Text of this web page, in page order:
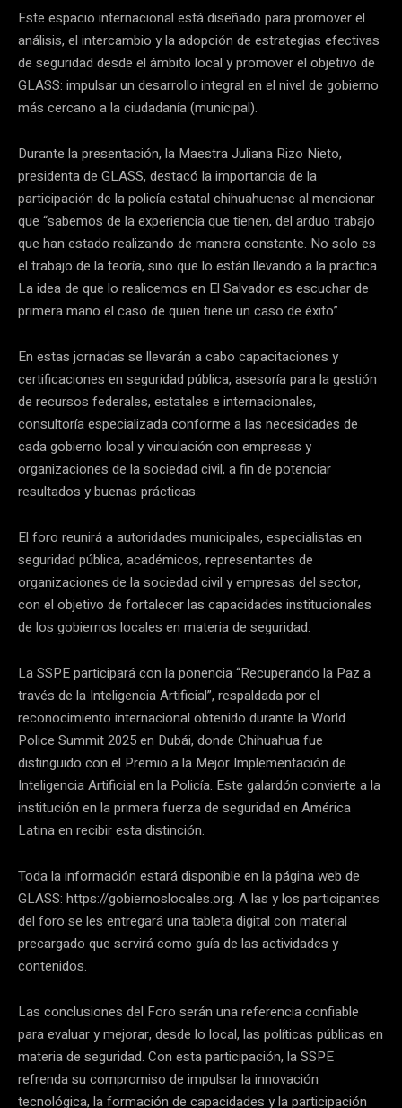
Este espacio internacional está diseñado para promover el
análisis, el intercambio y la adopción de estrategias efectivas
de seguridad desde el ámbito local y promover el objetivo de
GLASS: impulsar un desarrollo integral en el nivel de gobierno
más cercano a la ciudadanía (municipal).
Durante la presentación, la Maestra Juliana Rizo Nieto,
presidenta de GLASS, destacó la importancia de la
participación de la policía estatal chihuahuense al mencionar
que “sabemos de la experiencia que tienen, del arduo trabajo
que han estado realizando de manera constante. No solo es
el trabajo de la teoría, sino que lo están llevando a la práctica.
La idea de que lo realicemos en El Salvador es escuchar de
primera mano el caso de quien tiene un caso de éxito”.
En estas jornadas se llevarán a cabo capacitaciones y
certificaciones en seguridad pública, asesoría para la gestión
de recursos federales, estatales e internacionales,
consultoría especializada conforme a las necesidades de
cada gobierno local y vinculación con empresas y
organizaciones de la sociedad civil, a fin de potenciar
resultados y buenas prácticas.
El foro reunirá a autoridades municipales, especialistas en
seguridad pública, académicos, representantes de
organizaciones de la sociedad civil y empresas del sector,
con el objetivo de fortalecer las capacidades institucionales
de los gobiernos locales en materia de seguridad.
La SSPE participará con la ponencia “Recuperando la Paz a
través de la Inteligencia Artificial”, respaldada por el
reconocimiento internacional obtenido durante la World
Police Summit 2025 en Dubái, donde Chihuahua fue
distinguido con el Premio a la Mejor Implementación de
Inteligencia Artificial en la Policía. Este galardón convierte a la
institución en la primera fuerza de seguridad en América
Latina en recibir esta distinción.
Toda la información estará disponible en la página web de
GLASS: https://gobiernoslocales.org. A las y los participantes
del foro se les entregará una tableta digital con material
precargado que servirá como guía de las actividades y
contenidos.
Las conclusiones del Foro serán una referencia confiable
para evaluar y mejorar, desde lo local, las políticas públicas en
materia de seguridad. Con esta participación, la SSPE
refrenda su compromiso de impulsar la innovación
tecnológica, la formación de capacidades y la participación